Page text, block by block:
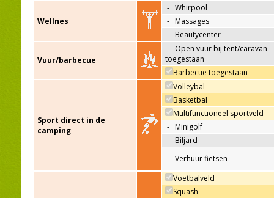
Wellnes
- Whirpool
- Massages
- Beautycenter
Vuur/barbecue
- Open vuur bij tent/caravan
toegestaan
Barbecue toegestaan
Sport direct in de
camping
Volleybal
Basketbal
Multifunctioneel sportveld
- Minigolf
- Biljard
- Verhuur fietsen
Voetbalveld
Squash